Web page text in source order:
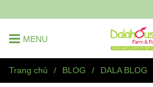
MENU
Trang chủ / BLOG / DALA BLOG